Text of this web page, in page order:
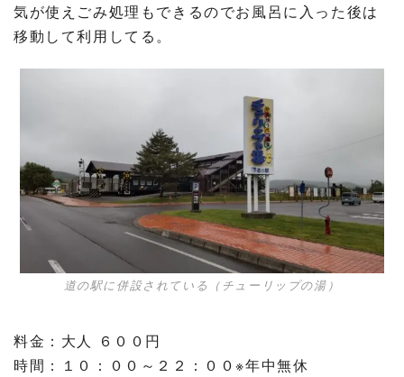
気が使えごみ処理もできるのでお風呂に入った後は
移動して利用してる。
道の駅に併設されている（チューリップの湯）
料金：大人 ６００円
時間：１０：００～２２：００※年中無休